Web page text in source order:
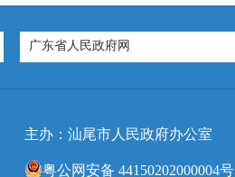
广东省人民政府网
主办：汕尾市人民政府办公室
粤公网安备 44150202000004号